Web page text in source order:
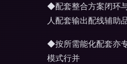
◆配套整合方案闭环
人配套输出配线辅助
◆按所需能化配套亦
模式行并